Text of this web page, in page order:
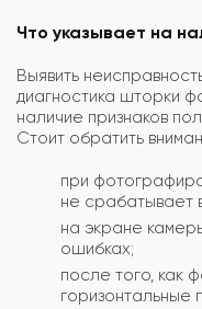
Что указывает на
Выявить
диагностика шторки
наличие признаков
Стоит обратить
при
не срабатывает
на экране
ошибках;
после того, как
горизонтальные